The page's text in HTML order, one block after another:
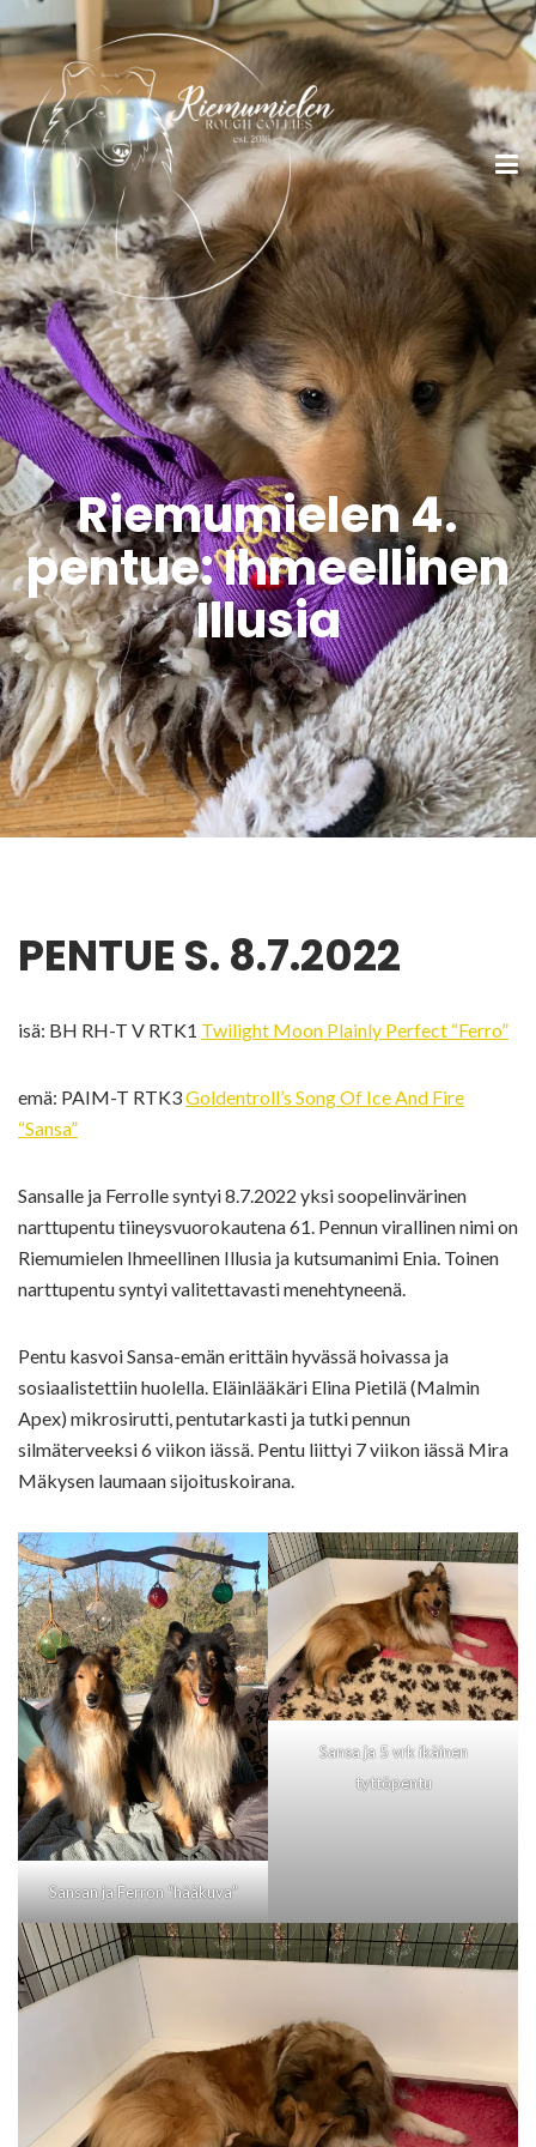
Riemumielen 4.
pentue: Ihmeellinen
Illusia
PENTUE S. 8.7.2022
isä: BH RH-T V RTK1 Twilight Moon Plainly Perfect “Ferro”
emä: PAIM-T RTK3Goldentroll’s Song Of Ice And Fire
“Sansa”
Sansalle ja Ferrolle syntyi 8.7.2022 yksi soopelinvärinen
narttupentu tiineysvuorokautena 61. Pennun virallinen nimi on
Riemumielen Ihmeellinen Illusia ja kutsumanimi Enia. Toinen
narttupentu syntyi valitettavasti menehtyneenä.
Pentu kasvoi Sansa-emän erittäin hyvässä hoivassa ja
sosiaalistettiin huolella. Eläinlääkäri Elina Pietilä (Malmin
Apex) mikrosirutti, pentutarkasti ja tutki pennun
silmäterveeksi 6 viikon iässä. Pentu liittyi 7 viikon iässä Mira
Mäkysen laumaan sijoituskoirana.
Sansan ja Ferron “hääkuva”
Sansa ja 5 vrk ikäinen
tyttöpentu